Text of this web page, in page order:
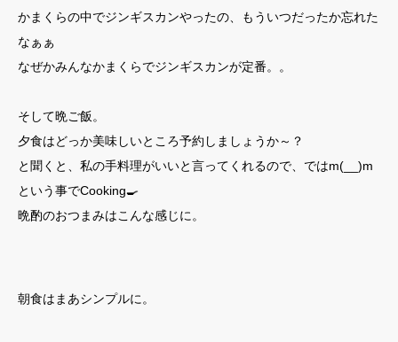
かまくらの中でジンギスカンやったの、もういつだったか忘れた
なぁぁ
なぜかみんなかまくらでジンギスカンが定番。。
そして晩ご飯。
夕食はどっか美味しいところ予約しましょうか～？
と聞くと、私の手料理がいいと言ってくれるので、ではm(__)m
という事でCooking🍳
晩酌のおつまみはこんな感じに。
朝食はまあシンプルに。